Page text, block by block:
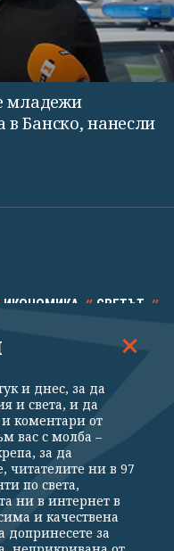
младежи
Банско, нанесли
ИКОНОМИКА СВЕТЪТ
КАЛЕЙДОСКОП
поверителност
За Клуб Z
ни
и днес, за да
и света, и да
коментари от
вас с молба –
за да
ни в 97
по света,
ни в интернет в
и качествена
допринесете за